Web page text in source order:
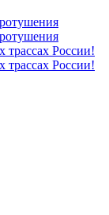
России!
России!